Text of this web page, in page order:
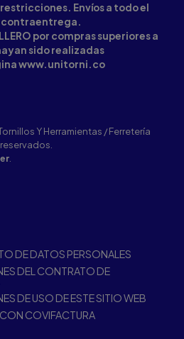
Envíos a todo el
contraentrega.
por compras superiores a
sido realizadas
www.unitorni.co
Y Herramientas / Ferretería
DE DATOS PERSONALES
DEL CONTRATO DE
DE USO DE ESTE SITIO WEB
COVIFACTURA